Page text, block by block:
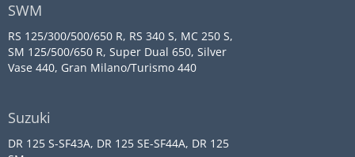
SWM
RS 125/300/500/650 R, RS 340 S, MC 250 S,
SM 125/500/650 R, Super Dual 650, Silver
Vase 440, Gran Milano/Turismo 440
Suzuki
DR 125 S-SF43A, DR 125 SE-SF44A, DR 125